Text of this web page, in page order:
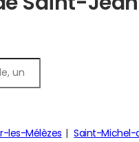
les-Mélèzes
Saint-Michel-